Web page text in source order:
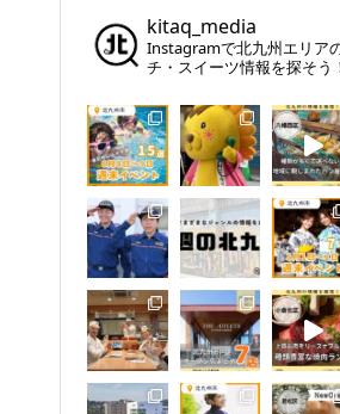
kitaq_media
Instagramで北九州エリア
チ・スイーツ情報を探そう